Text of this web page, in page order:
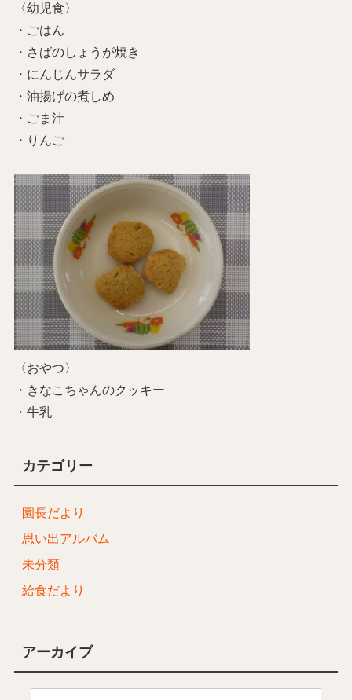
〈幼児食〉
・ごはん
・さばのしょうが焼き
・にんじんサラダ
・油揚げの煮しめ
・ごま汁
・りんご
〈おやつ〉
・きなこちゃんのクッキー
・牛乳
カテゴリー
園長だより
思い出アルバム
未分類
給食だより
アーカイブ